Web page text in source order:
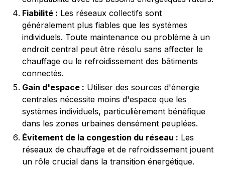
Fiabilité : Les réseaux collectifs sont
généralement plus fiables que les systèmes
individuels. Toute maintenance ou problème à un
endroit central peut être résolu sans affecter le
chauffage ou le refroidissement des bâtiments
connectés.
Gain d'espace : Utiliser des sources d'énergie
centrales nécessite moins d'espace que les
systèmes individuels, particulièrement bénéfique
dans les zones urbaines densément peuplées.
Évitement de la congestion du réseau : Les
réseaux de chauffage et de refroidissement jouent
un rôle crucial dans la transition énergétique.